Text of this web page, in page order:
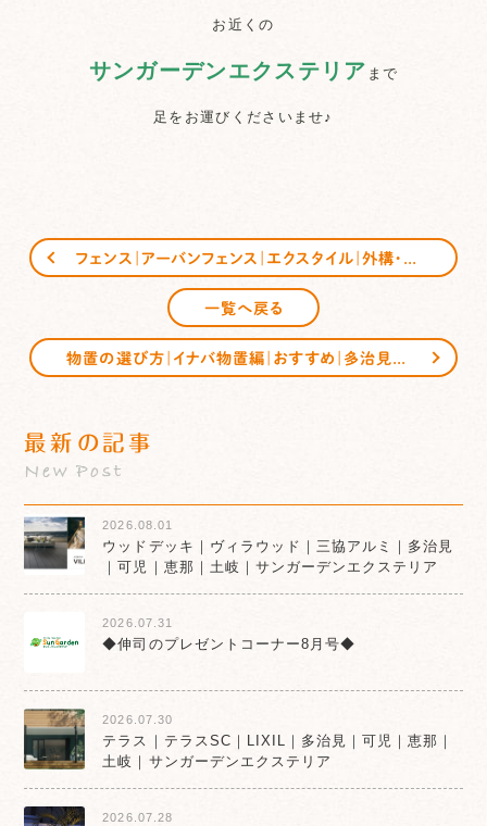
お近くの
サンガーデンエクステリア まで
足をお運びくださいませ♪
一覧へ戻る
最新の記事
New Post
2026.08.01
ウッドデッキ｜ヴィラウッド｜三協アルミ｜多治見
｜可児｜恵那｜土岐｜サンガーデンエクステリア
2026.07.31
◆伸司のプレゼントコーナー8月号◆
2026.07.30
テラス｜テラスSC｜LIXIL｜多治見｜可児｜恵那｜
土岐｜サンガーデンエクステリア
2026.07.28